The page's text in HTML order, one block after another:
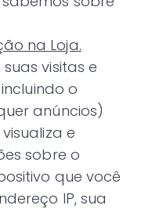
na Loja.
visitas e
o
anúncios)
e
sobre o
que você
IP, sua